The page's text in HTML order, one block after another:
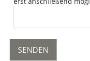
SENDEN